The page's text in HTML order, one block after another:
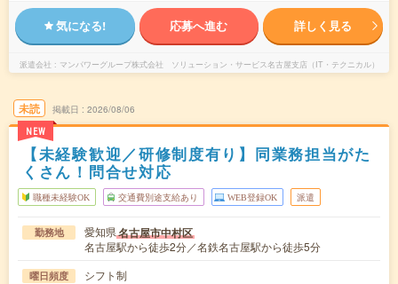
気になる! 応募へ進む 詳しく見る
派遣会社 マンパワーグループ株式会社 ソリューション・サービス名古屋支店（IT・テクニカル）
未読
NEW
掲載日 2026/08/06
【未経験歓迎／研修制度有り】同業務担当がた
くさん！問合せ対応
職種未経験OK 交通費別途支給あり WEB登録OK 派遣
勤務地 愛知県名古屋市中村区
名古屋駅から徒歩2分／名鉄名古屋駅から徒歩5分
曜日頻度 シフト制